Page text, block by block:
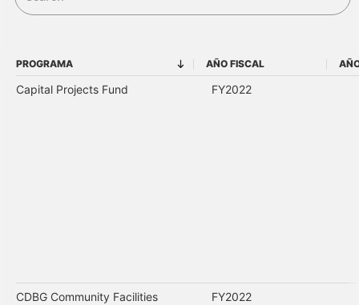
PROGRAMA AÑO FISCAL
Capital Projects Fund FY2022
CDBG Community Facilities FY2022